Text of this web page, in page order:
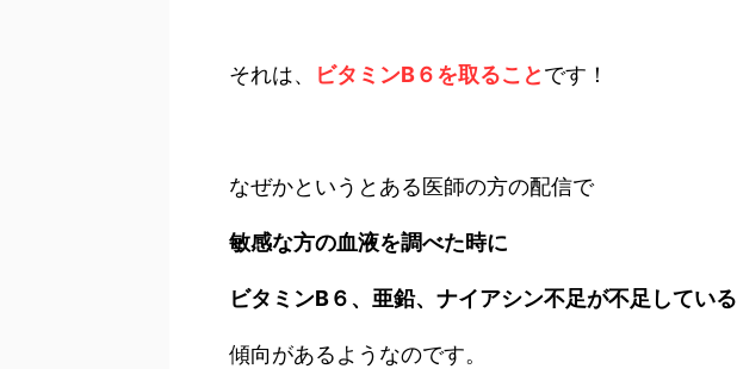
それは、 ビタミンB６を取ることです！
なぜかというとある医師の方の配信で
敏感な方の血液を調べた時に
ビタミンB６、亜鉛、ナイアシン不足が不足している
傾向があるようなのです。